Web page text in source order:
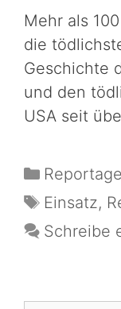
Mehr als
die
Geschichte
und den
USA seit
Reportage
Einsatz,
Schreibe